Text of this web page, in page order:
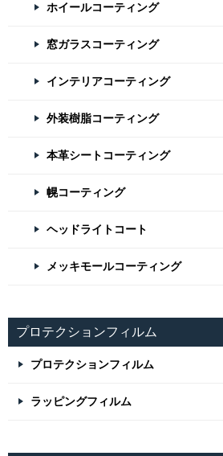
ホイールコーティング
窓ガラスコーティング
インテリアコーティング
外装樹脂コーティング
本革シートコーティング
幌コーティング
ヘッドライトコート
メッキモールコーティング
プロテクションフィルム
プロテクションフィルム
ラッピングフィルム